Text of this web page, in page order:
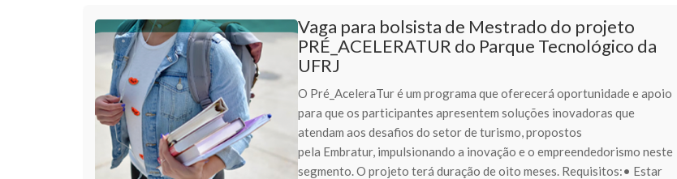
Vaga para bolsista de Mestrado do projeto
PRÉ_ACELERATUR do Parque Tecnológico da
UFRJ
O Pré_AceleraTur é um programa que oferecerá oportunidade e apoio
para que os participantes apresentem soluções inovadoras que
atendam aos desafios do setor de turismo, propostos
pela Embratur, impulsionando a inovação e o empreendedorismo neste
segmento. O projeto terá duração de oito meses. Requisitos:• Estar